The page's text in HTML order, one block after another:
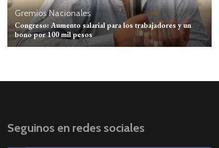
GremiosNacionales
Congreso: Aumento salarial para los trabajadores y un
bono por 100 mil pesos
Seguinos en redes sociales